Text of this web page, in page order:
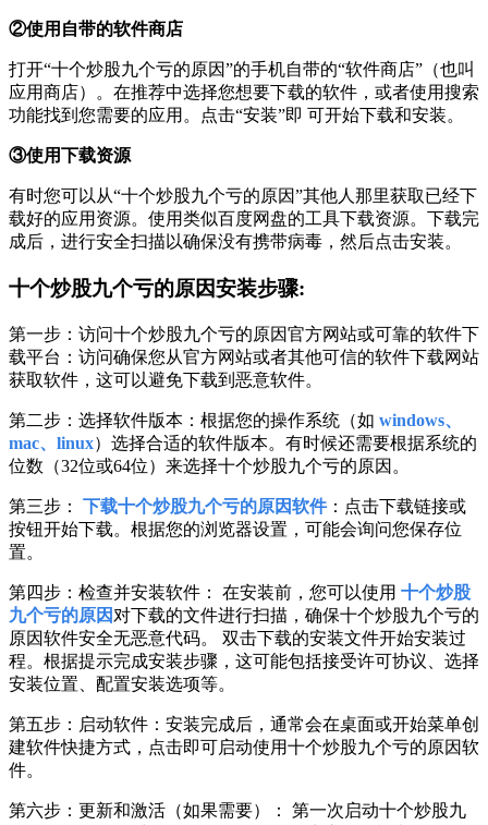
②使用自带的软件商店
打开“十个炒股九个亏的原因”的手机自带的“软件商店”（也叫
应用商店）。在推荐中选择您想要下载的软件，或者使用搜索
功能找到您需要的应用。点击“安装”即 可开始下载和安装。
③使用下载资源
有时您可以从“十个炒股九个亏的原因”其他人那里获取已经下
载好的应用资源。使用类似百度网盘的工具下载资源。下载完
成后，进行安全扫描以确保没有携带病毒，然后点击安装。
十个炒股九个亏的原因安装步骤:
第一步：访问十个炒股九个亏的原因官方网站或可靠的软件下
载平台：访问确保您从官方网站或者其他可信的软件下载网站
获取软件，这可以避免下载到恶意软件。
第二步：选择软件版本：根据您的操作系统（如 windows、
mac、linux）选择合适的软件版本。有时候还需要根据系统的
位数（32位或64位）来选择十个炒股九个亏的原因。
第三步： 下载十个炒股九个亏的原因软件：点击下载链接或
按钮开始下载。根据您的浏览器设置，可能会询问您保存位
置。
第四步：检查并安装软件： 在安装前，您可以使用 十个炒股
九个亏的原因 对下载的文件进行扫描，确保十个炒股九个亏的
原因软件安全无恶意代码。 双击下载的安装文件开始安装过
程。根据提示完成安装步骤，这可能包括接受许可协议、选择
安装位置、配置安装选项等。
第五步：启动软件：安装完成后，通常会在桌面或开始菜单创
建软件快捷方式，点击即可启动使用十个炒股九个亏的原因软
件。
第六步：更新和激活（如果需要）： 第一次启动十个炒股九